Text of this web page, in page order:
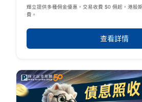
輝立提供多種佣金優惠，交易收費 $0 佣起，港股
費。
查看詳情